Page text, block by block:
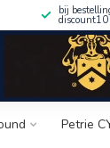
bij
discount10
Petrie